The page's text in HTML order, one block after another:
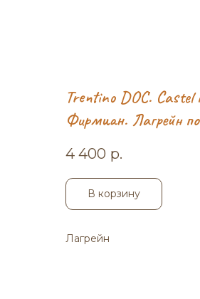
Trentino DOC.
Фирмиан. Лагрейн
4 400 р.
В корзину
Лагрейн